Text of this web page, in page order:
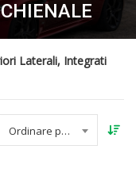
Laterali, Integrati
Ordinare per data